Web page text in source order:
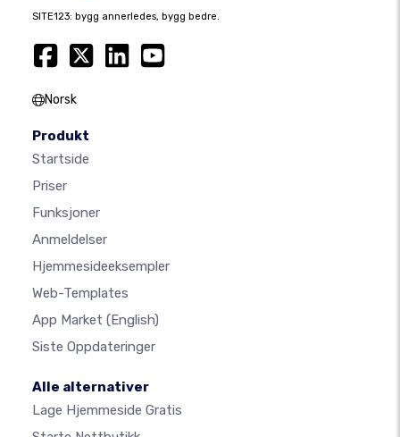
SITE123: bygg annerledes, bygg bedre.
Norsk
Produkt
Startside
Priser
Funksjoner
Anmeldelser
Hjemmesideeksempler
Web-Templates
App Market (English)
Siste Oppdateringer
Alle alternativer
Lage Hjemmeside Gratis